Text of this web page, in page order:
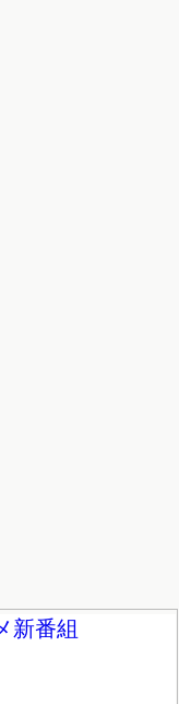
新番組